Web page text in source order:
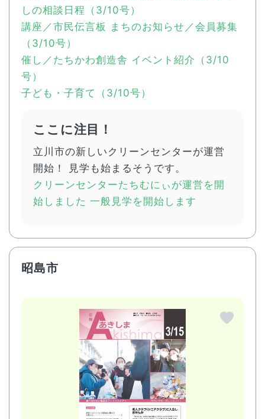
しの相談日程（3/10号）
講座／市民伝言板 まちのお知らせ／会員募集
（3/10号）
催し／たちかわ創造舎 イベント紹介（3/10
号）
子ども・子育て（3/10号）
ここに注目！
立川市の新しいクリーンセンターが運営
開始！ 見学も始まるそうです。
クリーンセンターたちむにぃが運営を開
始しました 一般見学を開始します
昭島市